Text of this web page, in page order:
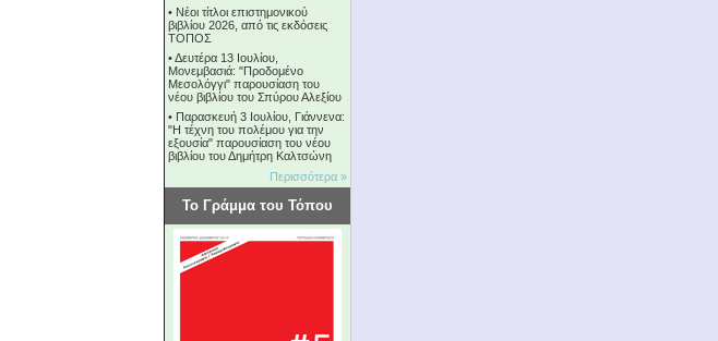
• Νέοι τίτλοι επιστημονικού
βιβλίου 2026, από τις εκδόσεις
ΤΟΠΟΣ
•Δευτέρα 13 Ιουλίου,
Μονεμβασιά: "Προδομένο
Μεσολόγγι" παρουσίαση του
νέου βιβλίου του Σπύρου Αλεξίου
• Παρασκευή 3 Ιουλίου, Γιάννενα:
"Η τέχνη του πολέμου για την
εξουσία" παρουσίαση του νέου
βιβλίου του Δημήτρη Καλτσώνη
Περισσότερα »
Το Γράμμα του Τόπου